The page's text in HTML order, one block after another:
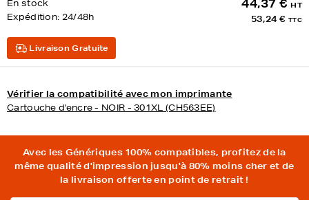
Avec les Génériques 100% compatibles, profitez de la
même qualité d'impression jusqu'à 80% moins cher et de
la livraison offerte en point de retrait !
En stock
Expédition: 24/48h
HT
53,24 € TTC
Livraison Gratuite
Vérifier la compatibilité avec mon imprimante
Cartouche d'encre - NOIR - 301XL (CH563EE)